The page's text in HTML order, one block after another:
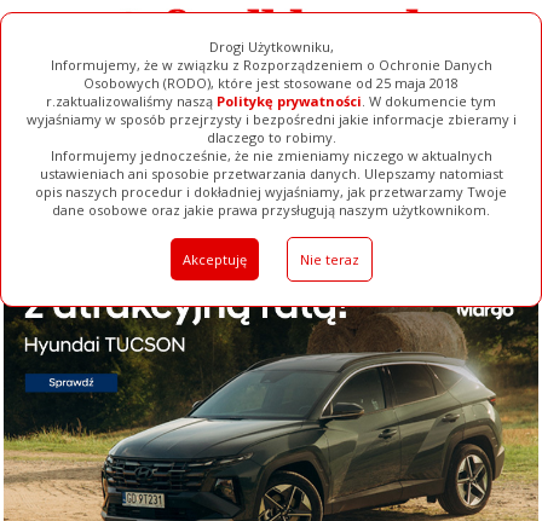
Drogi Użytkowniku,
Informujemy, że w związku z Rozporządzeniem o Ochronie Danych
Osobowych (RODO), które jest stosowane od 25 maja 2018
r.zaktualizowaliśmy naszą Politykę prywatności. W dokumencie tym
wyjaśniamy w sposób przejrzysty i bezpośredni jakie informacje zbieramy i
dlaczego to robimy.
Informujemy jednocześnie, że nie zmieniamy niczego w aktualnych
ustawieniach ani sposobie przetwarzania danych. Ulepszamy natomiast
opis naszych procedur i dokładniej wyjaśniamy, jak przetwarzamy Twoje
dane osobowe oraz jakie prawa przysługują naszym użytkownikom.
Akceptuję Nie teraz
Ogłoszenia Filmy Galerie Baza Firm Pełna Wersja